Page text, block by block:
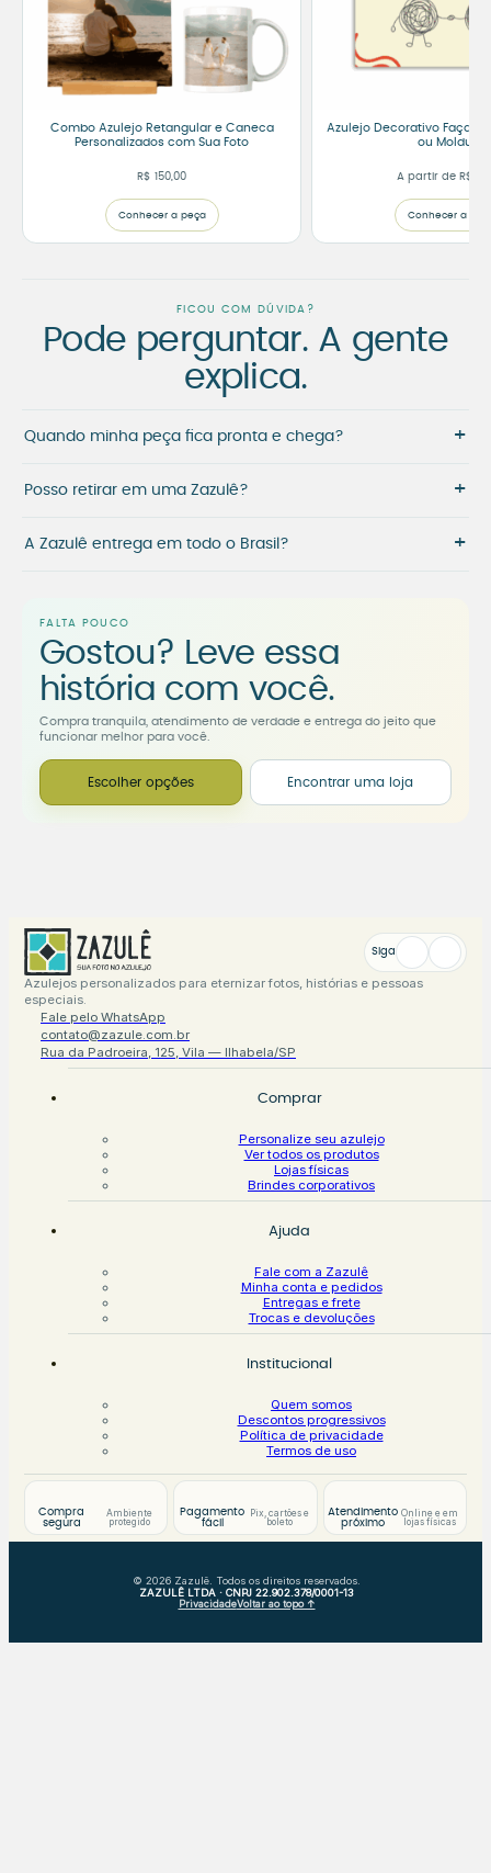
Combo Azulejo Retangular e Caneca
Personalizados com Sua Foto
R$ 150,00
Conhecer a peça
Azulejo Decorativo Faça
ou Moldura
A partir de R$
Conhecer a
FICOU COM DÚVIDA?
Pode perguntar. A gente
explica.
Quando minha peça fica pronta e chega? +
Posso retirar em uma Zazulê? +
A Zazulê entrega em todo o Brasil? +
FALTA POUCO
Gostou? Leve essa
história com você.
Compra tranquila, atendimento de verdade e entrega do jeito que
funcionar melhor para você.
Escolher opções Encontrar uma loja
Siga
Azulejos personalizados para eternizar fotos, histórias e pessoas
especiais.
Fale pelo WhatsApp
contato@zazule.com.br
Rua da Padroeira, 125, Vila — Ilhabela/SP
Comprar
Personalize seu azulejo
Ver todos os produtos
Lojas físicas
Brindes corporativos
Ajuda
Fale com a Zazulê
Minha conta e pedidos
Entregas e frete
Trocas e devoluções
Institucional
Quem somos
Descontos progressivos
Política de privacidade
Termos de uso
Compra
segura
Ambiente
protegido
Pagamento
fácil
Pix, cartões e
boleto
Atendimento
próximo
Online e em
lojas físicas
© 2026 Zazulê. Todos os direitos reservados.
ZAZULÊ LTDA · CNPJ 22.902.378/0001-13
PrivacidadeVoltar ao topo ↑